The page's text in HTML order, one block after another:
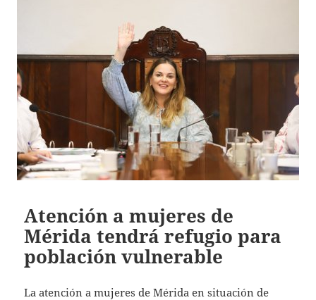
Atención a mujeres de
Mérida tendrá refugio para
población vulnerable
La atención a mujeres de Mérida en situación de